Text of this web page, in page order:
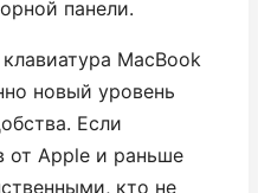
панели.
MacBook
новый уровень
Если
от Apple и раньше
кто не